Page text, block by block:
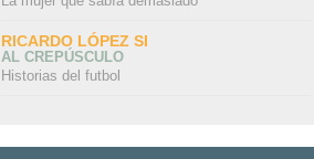
RICARDO LÓPEZ SI
AL CREPÚSCULO
Historias del futbol